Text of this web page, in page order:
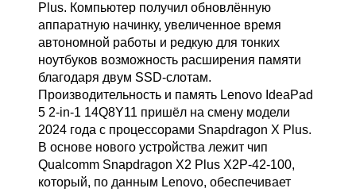
Plus. Компьютер получил обновлённую
аппаратную начинку, увеличенное время
автономной работы и редкую для тонких
ноутбуков возможность расширения памяти
благодаря двум SSD-слотам.
Производительность и память Lenovo IdeaPad
5 2-in-1 14Q8Y11 пришёл на смену модели
2024 года с процессорами Snapdragon X Plus.
В основе нового устройства лежит чип
Qualcomm Snapdragon X2 Plus X2P-42-100,
который, по данным Lenovo, обеспечивает